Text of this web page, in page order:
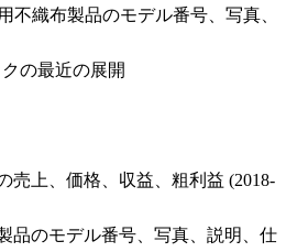
不織布製品のモデル番号、写真、
の最近の展開
売上、価格、収益、粗利益 (2018-
品のモデル番号、写真、説明、仕